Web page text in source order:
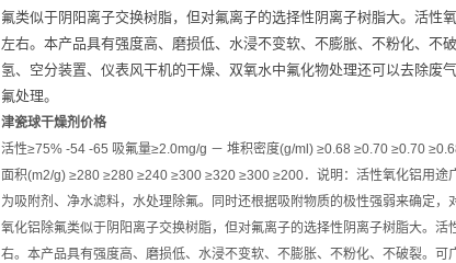
氟类似于阴阳离子交换树脂，但对氟离子的选择性阴离子树脂大。活
左右。本产品具有强度高、磨损低、水浸不变软、不膨胀、不粉化、不
氢、空分装置、仪表风干机的干燥、双氧水中氟化物处理还可以去除
氟处理。
津瓷球干燥剂价格
活性≥75% -54 -65 吸氟量≥2.0mg/g － 堆积密度(g/ml) ≥0.68 ≥0.70 ≥0.70
面积(m2/g) ≥280 ≥280 ≥240 ≥300 ≥320 ≥300 ≥200．说明：活性氧化铝用
为吸附剂、净水滤料，水处理除氟。同时还根据吸附物质的极性强弱来确定
氧化铝除氟类似于阴阳离子交换树脂，但对氟离子的选择性阴离子树脂大。
右。本产品具有强度高、磨损低、水浸不变软、不膨胀、不粉化、不破裂。